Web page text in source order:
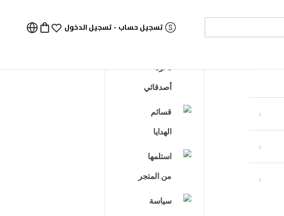
تسجيل حساب -تسجيل الدخول
دعوة
أصدقائي
قسائم
الهدايا
استلمها
من المتجر
سياسة